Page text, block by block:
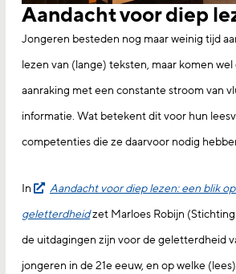
Aandacht voor diep
Jongeren besteden nog maar weinig tijd
lezen van (lange) teksten, maar komen
aanraking met een constante stroom van
informatie. Wat betekent dit voor hun
competenties die ze daarvoor nodig
In Aandacht voor diep lezen: een blik op
geletterdheidzet Marloes Robijn
de uitdagingen zijn voor de geletterdheid
jongeren in de 21e eeuw, en op welke